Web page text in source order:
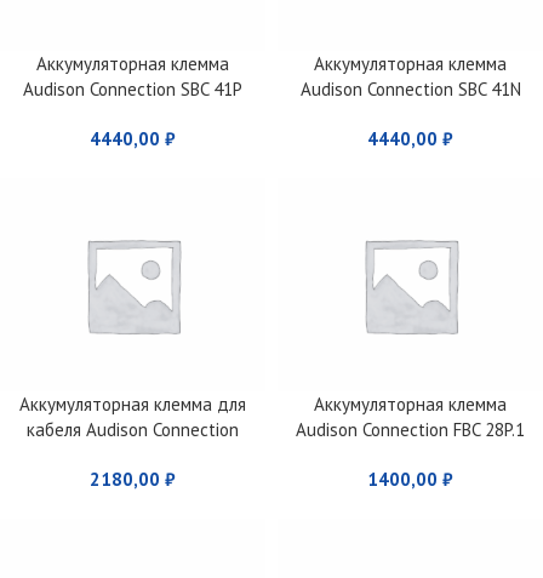
Аккумуляторная клемма
Audison Connection SBC 41P
4440,00 ₽
Аккумуляторная клемма
Audison Connection SBC 41N
4440,00 ₽
Аккумуляторная клемма для
кабеля Audison Connection
2180,00 ₽
Аккумуляторная клемма
Audison Connection FBC 28P.1
1400,00 ₽